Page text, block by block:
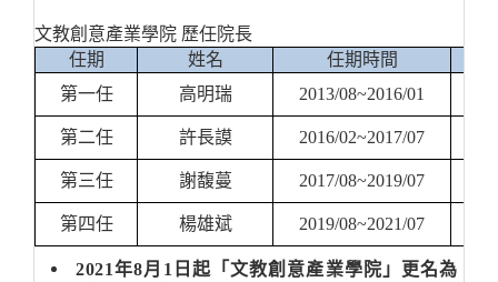
文教創意產業學院 歷任院長
任期
姓名 任期時間
第一任
高明瑞 2013/08~2016/01
第二任 許長謨 2016/02~2017/07
第三任 謝馥蔓 2017/08~2019/07
第四任 楊雄斌 2019/08~2021/07
2021年8月 1 日起「文教創意產業學院」更名為